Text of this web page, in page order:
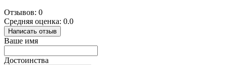
Отзывов: 0
Средняя оценка: 0.0
Написать отзыв
Ваше имя
Достоинства